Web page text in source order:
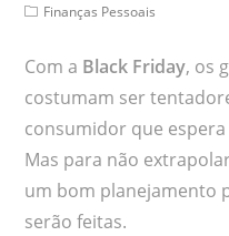
Finanças Pessoais
Com a Black Friday, os
costumam ser
consumidor que
Mas para não
um bom planejamento
serão feitas.